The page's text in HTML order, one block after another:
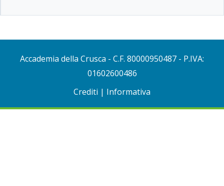
Accademia della Crusca - C.F. 80000950487 - P.IVA:
01602600486
Crediti | Informativa